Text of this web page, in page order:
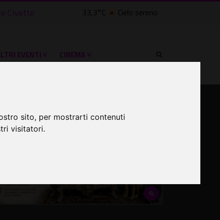
sito, per mostrarti contenuti
visitatori.
Civette
33,3°C Cielo sereno
EVENTI ˅ CINEMA ˅